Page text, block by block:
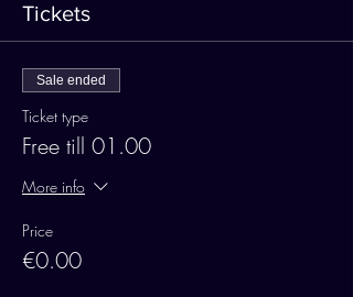
Tickets
Sale ended
Ticket type
Free till 01.00
More info
Price
€0.00